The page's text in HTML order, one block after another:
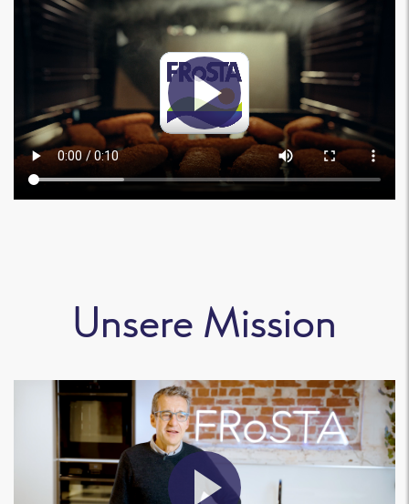
Unsere Mission